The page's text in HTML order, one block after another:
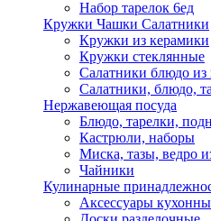
Набор тарелок 6ед
Кружки Чашки Салатники
Кружки из керамики
Кружки стеклянные
Салатники блюдо из
Салатники, блюдо,
Нержавеющая посуда
Блюдо, тарелки,
Кастрюли, наборы
Миска, тазы, ведро
Чайники
Кулинарные
Аксессуары